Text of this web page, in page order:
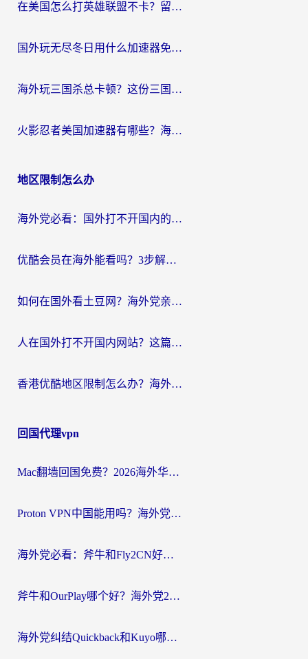
在美国怎么打英雄联盟不卡？留学生亲测的国服游戏加速全攻略
国外玩无尽冬日用什么加速器免费？海外党国服游戏加速避坑指南
海外玩三国杀总卡顿？这份三国杀游戏加速器指南帮你告别延迟烦恼
火影忍者美国加速器有哪些？海外党亲测的国服游戏加速全攻略（含菲律宾玩三国之刃守望黎明技巧）
地区限制怎么办
海外党必看：国外打不开国内的app怎么办？3步解决你的乡愁
优酷会员在海外能看吗？3步解决海外追剧难题，附实测好用加速器推荐
如何在国外看土豆网？海外党亲测有效的追剧加速器选择指南
人在国外打不开国内网站？这篇攻略帮你无缝解锁国内资源（附交管12123使用技巧）
香港优酷地区限制怎么办？海外党亲测有效的追剧解决方案
回国代理vpn
Mac翻墙回国免费？2026海外华人亲测：从CCTV5直播到国内APP，这样选加速器才靠谱
Proton VPN中国能用吗？海外党选回国加速器的避坑指南（附番茄加速器实测）
海外党必看：斧牛和Fly2CN好用吗？3招教你选对回国加速器（附免费试用攻略）
斧牛和OurPlay哪个好？海外党2026亲测：选对加速器，国内资源秒加载
海外党纠结Quickback和Kuyo哪个好？选对回国加速器才能无缝刷国内资源